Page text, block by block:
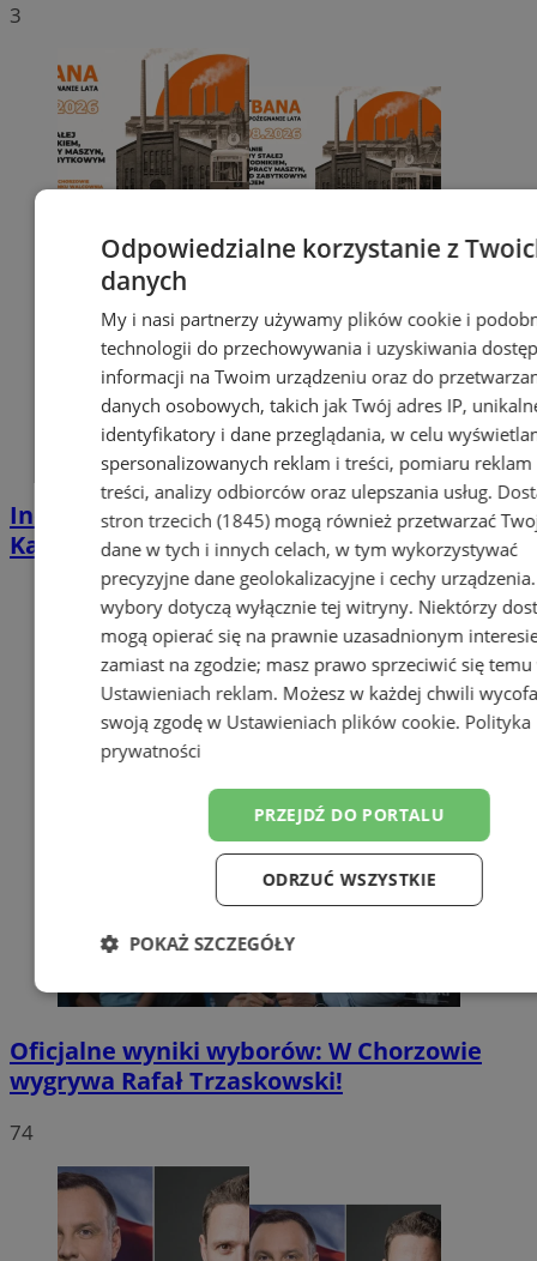
3
Industrialna podróż przez Chorzów i
Katowice. Nadchodzi HUTBANA 2026
Oficjalne wyniki wyborów: W Chorzowie
wygrywa Rafał Trzaskowski!
74
Odpowiedzialne korzystanie z
danych
My i nasi partnerzy używamy plików cookie i
technologii do przechowywania i uzyskiwania
informacji na Twoim urządzeniu oraz do
danych osobowych, takich jak Twój adres IP,
identyfikatory i dane przeglądania, w celu
spersonalizowanych reklam i treści, pomiaru reklam
treści, analizy odbiorców oraz ulepszania usług.
stron trzecich (1845)mogą również przetwarzać
dane w tych i innych celach, w tym wykorzystywać
precyzyjne dane geolokalizacyjne i cechy
wybory dotyczą wyłącznie tej witryny. Niektórzy
mogą opierać się na prawnie uzasadnionym
zamiast na zgodzie; masz prawo sprzeciwić się temu
Ustawieniach reklam. Możesz w każdej chwili
swoją zgodę w Ustawieniach plików cookie. Polityka
prywatności
PRZEJDŹ DO PORTALU
ODRZUĆ WSZYSTKIE
POKAŻ SZCZEGÓŁY
Niezbędne Wydajność
Funkcjonalność